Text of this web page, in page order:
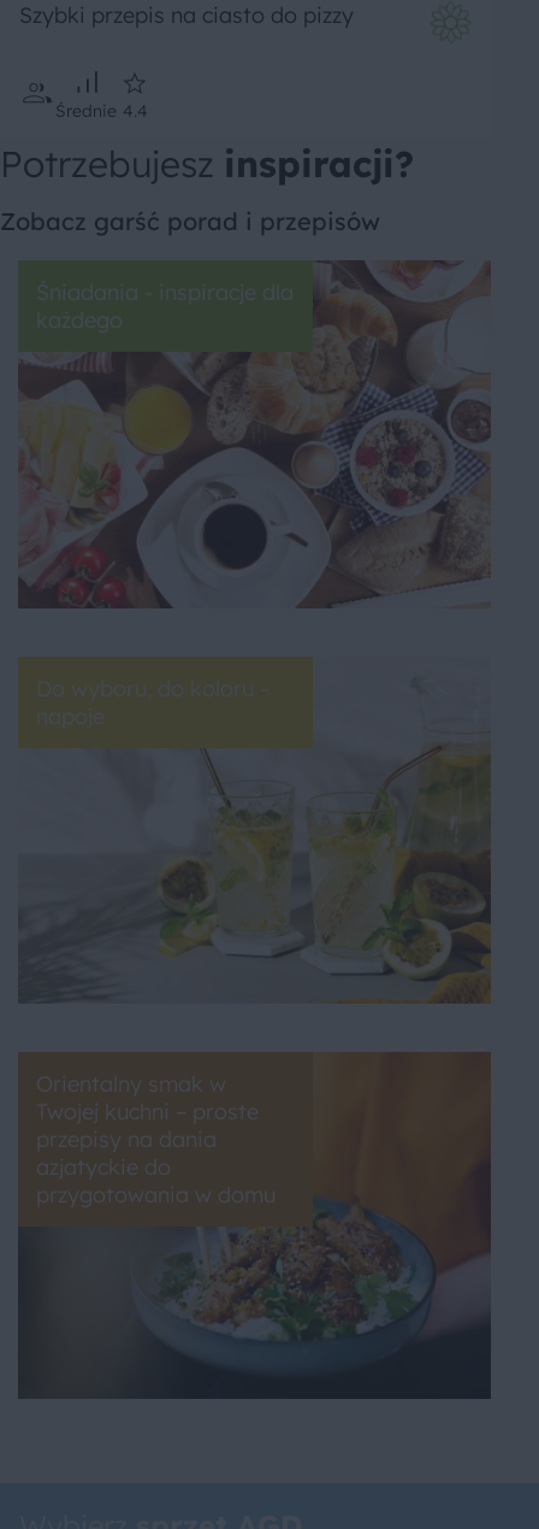
Szybki przepis na ciasto do pizzy
Średnie 4.4
Potrzebujesz inspiracji?
Zobacz garść porad i przepisów
Śniadania - inspiracje dla
każdego
Do wyboru, do koloru –
napoje
Orientalny smak w
Twojej kuchni – proste
przepisy na dania
azjatyckie do
przygotowania w domu